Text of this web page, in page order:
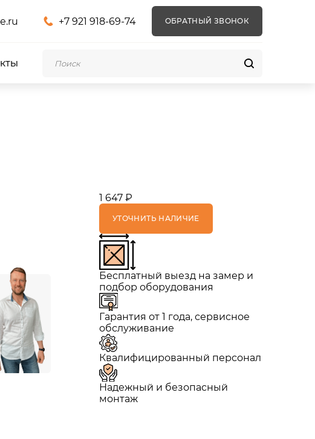
+7 921 918-69-74 ОБРАТНЫЙ ЗВОНОК
1 647 ₽
УТОЧНИТЬ НАЛИЧИЕ
Бесплатный выезд на замер и
подбор оборудования
Гарантия от 1 года, сервисное
обслуживание
Квалифицированный персонал
Надежный и безопасный
монтаж